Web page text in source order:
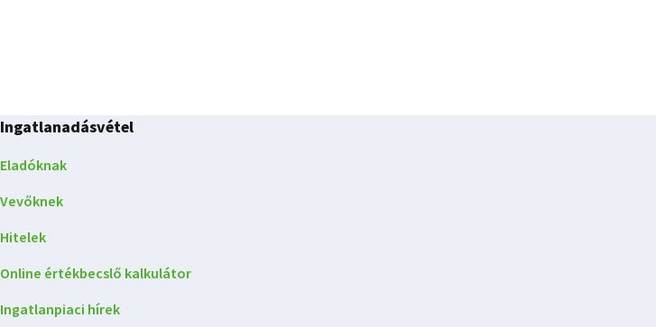
Ingatlanadásvétel
Eladóknak
Vevőknek
Hitelek
Online értékbecslő kalkulátor
Ingatlanpiaci hírek